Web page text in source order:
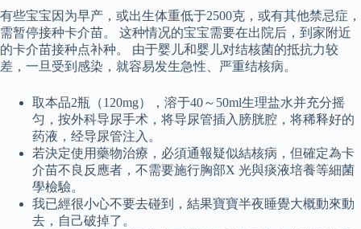
有些宝宝因为早产，或出生体重低于2500克，或有其他禁忌症，
需暂停接种卡介苗。 这种情况的宝宝需要在出院后，到家附近
的卡介苗接种点补种。 由于婴儿和婴儿对结核菌的抵抗力较
差，一旦受到感染，就容易发生急性、严重结核病。
取本品2瓶（120mg），溶于40～50ml生理盐水并充分摇
匀，按外科导尿手术，将导尿管插入膀胱腔，将稀释好的
药液，经导尿管注入。
若決定使用藥物治療，必須通報疑似結核病，但確定為卡
介苗不良反應者，不需要施行胸部X 光與痰液培養等細菌
學檢驗。
我已經很小心不要去碰到，結果寶寶半夜睡覺大概動來動
去，自己破掉了。